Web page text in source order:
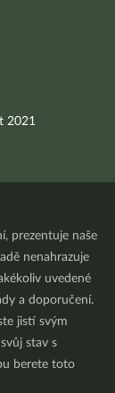
2021
prezentuje naše
nenahrazuje
uvedené
a doporučení.
jistí svým
stav s
berete toto